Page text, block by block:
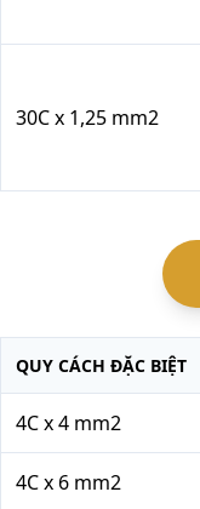
30C x 1,25 mm2
QUY CÁCH ĐẶC BIỆT
4C x 4 mm2
4C x 6 mm2